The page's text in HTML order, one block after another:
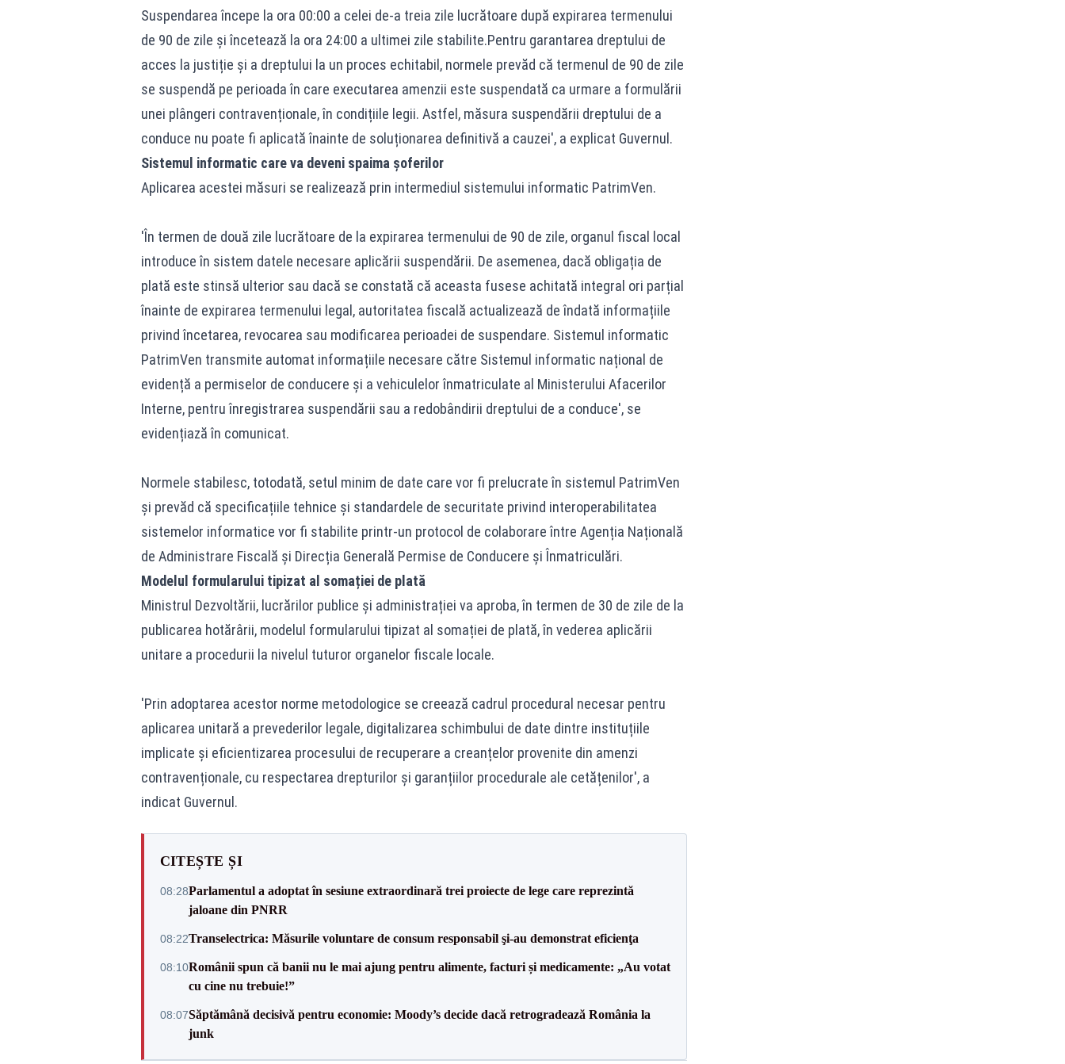
Suspendarea începe la ora 00:00 a celei de-a treia zile lucrătoare după expirarea termenului
de 90 de zile și încetează la ora 24:00 a ultimei zile stabilite.Pentru garantarea dreptului de
acces la justiție și a dreptului la un proces echitabil, normele prevăd că termenul de 90 de zile
se suspendă pe perioada în care executarea amenzii este suspendată ca urmare a formulării
unei plângeri contravenționale, în condițiile legii. Astfel, măsura suspendării dreptului de a
conduce nu poate fi aplicată înainte de soluționarea definitivă a cauzei', a explicat Guvernul.
Sistemul informatic care va deveni spaima șoferilor
Aplicarea acestei măsuri se realizează prin intermediul sistemului informatic PatrimVen.
'În termen de două zile lucrătoare de la expirarea termenului de 90 de zile, organul fiscal local
introduce în sistem datele necesare aplicării suspendării. De asemenea, dacă obligația de
plată este stinsă ulterior sau dacă se constată că aceasta fusese achitată integral ori parțial
înainte de expirarea termenului legal, autoritatea fiscală actualizează de îndată informațiile
privind încetarea, revocarea sau modificarea perioadei de suspendare. Sistemul informatic
PatrimVen transmite automat informațiile necesare către Sistemul informatic național de
evidență a permiselor de conducere și a vehiculelor înmatriculate al Ministerului Afacerilor
Interne, pentru înregistrarea suspendării sau a redobândirii dreptului de a conduce', se
evidențiază în comunicat.
Normele stabilesc, totodată, setul minim de date care vor fi prelucrate în sistemul PatrimVen
și prevăd că specificațiile tehnice și standardele de securitate privind interoperabilitatea
sistemelor informatice vor fi stabilite printr-un protocol de colaborare între Agenția Națională
de Administrare Fiscală și Direcția Generală Permise de Conducere și Înmatriculări.
Modelul formularului tipizat al somației de plată
Ministrul Dezvoltării, lucrărilor publice și administrației va aproba, în termen de 30 de zile de la
publicarea hotărârii, modelul formularului tipizat al somației de plată, în vederea aplicării
unitare a procedurii la nivelul tuturor organelor fiscale locale.
'Prin adoptarea acestor norme metodologice se creează cadrul procedural necesar pentru
aplicarea unitară a prevederilor legale, digitalizarea schimbului de date dintre instituțiile
implicate și eficientizarea procesului de recuperare a creanțelor provenite din amenzi
contravenționale, cu respectarea drepturilor și garanțiilor procedurale ale cetățenilor', a
indicat Guvernul.
CITEȘTE ȘI
08:28Parlamentul a adoptat în sesiune extraordinară trei proiecte de lege care reprezintă
jaloane din PNRR
08:22Transelectrica: Măsurile voluntare de consum responsabil şi-au demonstrat eficienţa
08:10Românii spun că banii nu le mai ajung pentru alimente, facturi și medicamente: „Au votat
cu cine nu trebuie!”
08:07Săptămână decisivă pentru economie: Moody’s decide dacă retrogradează România la
junk